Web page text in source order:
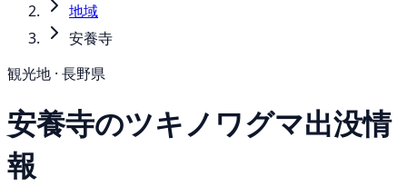
地域
安養寺
観光地 · 長野県
安養寺のツキノワグマ出没情
報